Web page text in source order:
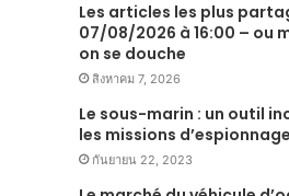
Les articles les plus
07/08/2026 à 16:00 – ou
on se douche
สิงหาคม 7, 2026
Le sous-marin : un outil
les missions
กันยายน 22, 2023